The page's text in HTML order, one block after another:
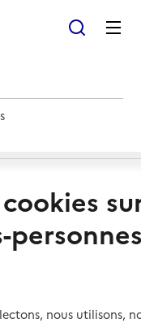
(CAF)
nous utilisons,